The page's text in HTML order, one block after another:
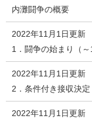
内灘闘争の概要
2022年11月1日更新
1．闘争の始まり（～
2022年11月1日更新
2．条件付き接収決定
2022年11月1日更新